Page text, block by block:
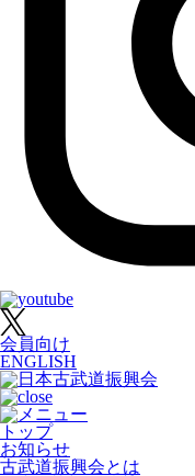
会員向け
ENGLISH
トップ
お知らせ
古武道振興会とは